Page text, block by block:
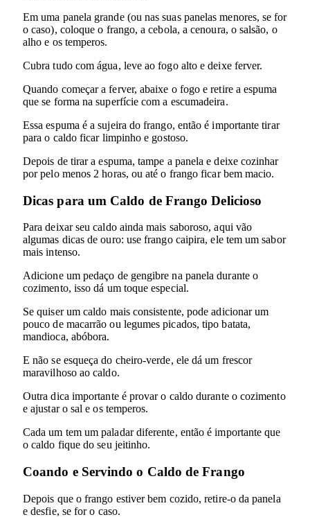
Em uma panela grande (ou nas suas panelas menores, se for
o caso), coloque o frango, a cebola, a cenoura, o salsão, o
alho e os temperos.
Cubra tudo com água, leve ao fogo alto e deixe ferver.
Quando começar a ferver, abaixe o fogo e retire a espuma
que se forma na superfície com a escumadeira.
Essa espuma é a sujeira do frango, então é importante tirar
para o caldo ficar limpinho e gostoso.
Depois de tirar a espuma, tampe a panela e deixe cozinhar
por pelo menos 2 horas, ou até o frango ficar bem macio.
Dicas para um Caldo de Frango Delicioso
Para deixar seu caldo ainda mais saboroso, aqui vão
algumas dicas de ouro: use frango caipira, ele tem um sabor
mais intenso.
Adicione um pedaço de gengibre na panela durante o
cozimento, isso dá um toque especial.
Se quiser um caldo mais consistente, pode adicionar um
pouco de macarrão ou legumes picados, tipo batata,
mandioca, abóbora.
E não se esqueça do cheiro-verde, ele dá um frescor
maravilhoso ao caldo.
Outra dica importante é provar o caldo durante o cozimento
e ajustar o sal e os temperos.
Cada um tem um paladar diferente, então é importante que
o caldo fique do seu jeitinho.
Coando e Servindo o Caldo de Frango
Depois que o frango estiver bem cozido, retire-o da panela
e desfie, se for o caso.